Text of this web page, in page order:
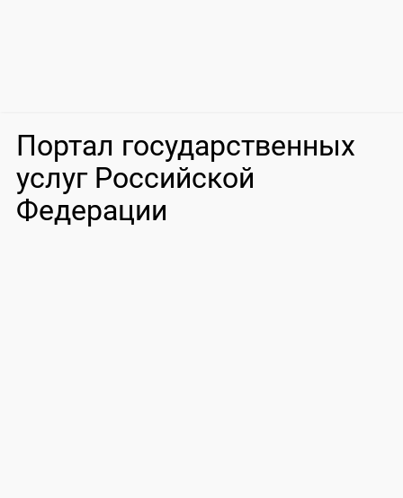
Портал государственных
услуг Российской
Федерации